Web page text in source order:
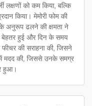
लक्षणों को कम किया, बल्कि
किया। मेमोरी फोम की
अनुरूप ढलने की क्षमता ने
बेहतर हुई और दिन के समय
की सराहना की, जिसने
मदद की, जिससे उनके समग्र
हुआ।